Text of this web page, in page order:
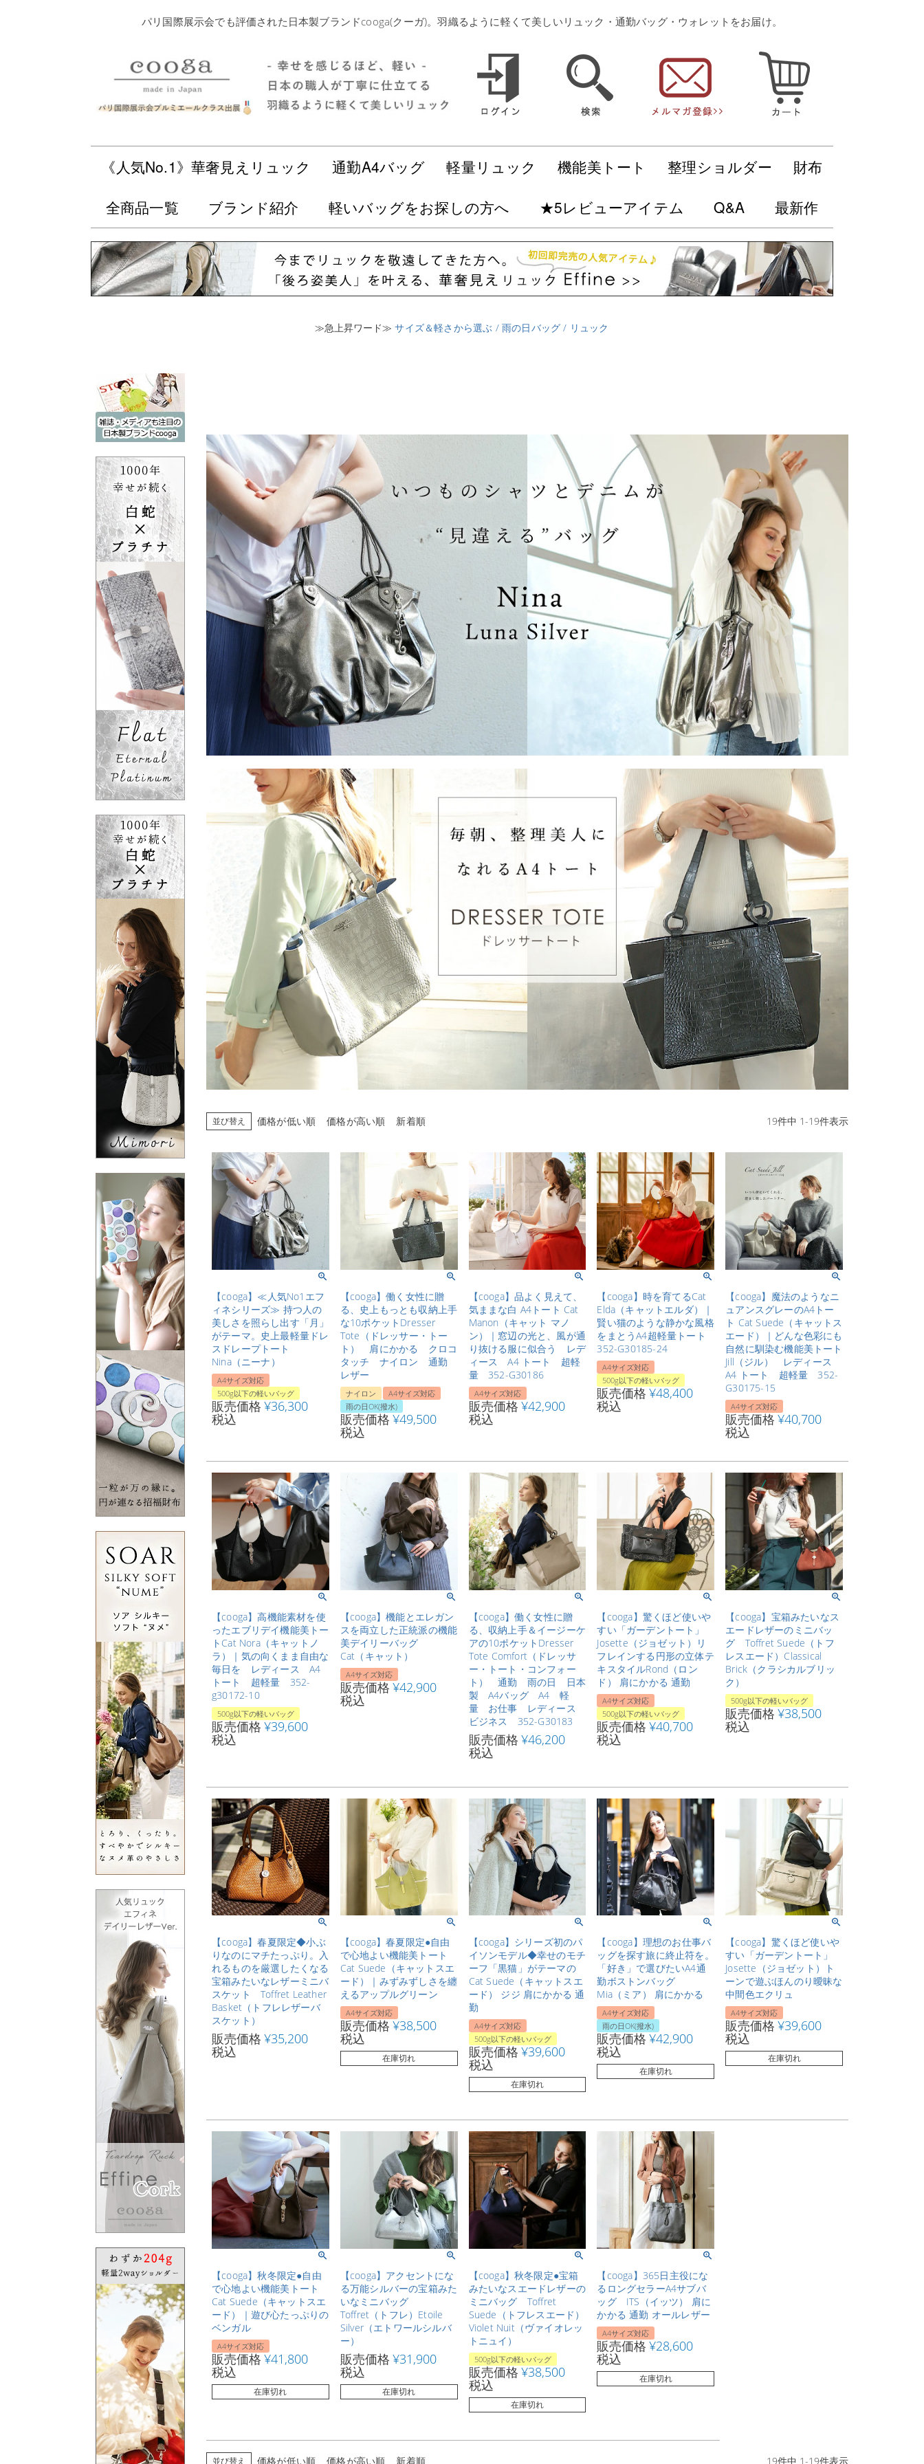
パリ国際展示会でも評価された日本製ブランドcooga(クーガ)。羽織るように軽くて美しいリュック・通勤バッグ・ウォレットをお届け。
《人気No.1》華奢見えリュック 通勤A4バッグ 軽量リュック 機能美トート 整理ショルダー
財布
全商品一覧
ブランド紹介 軽いバッグをお探しの方へ ★5レビューアイテム Q&A 最新作
≫急上昇ワード≫サイズ＆軽さから選ぶ / 雨の日バッグ / リュック
並び替え 価格が低い順 価格が高い順 新着順 19件中 1-19件表示
【cooga】≪人気No1エフ
ィネシリーズ≫ 持つ人の
美しさを照らし出す「月」
がテーマ。史上最軽量ドレ
スドレープトート
Nina（ニーナ）
A4サイズ対応
500g以下の軽いバッグ
販売価格 ¥36,300
税込
【cooga】働く女性に贈
る、史上もっとも収納上手
な10ポケットDresser
Tote（ドレッサー・トー
ト） 肩にかかる クロコ
タッチ ナイロン 通勤
レザー
ナイロン
A4サイズ対応
雨の日OK(撥水)
販売価格 ¥49,500
税込
【cooga】品よく見えて、
気ままな白 A4トート Cat
Manon（キャット マノ
ン）｜窓辺の光と、風が通
り抜ける服に似合う レデ
ィース A4 トート 超軽
量 352-G30186
A4サイズ対応
販売価格 ¥42,900
税込
【cooga】時を育てるCat
Elda（キャットエルダ）｜
賢い猫のような静かな風格
をまとうA4超軽量トート
352-G30185-24
A4サイズ対応
500g以下の軽いバッグ
販売価格 ¥48,400
税込
【cooga】魔法のようなニ
ュアンスグレーのA4トー
ト Cat Suede（キャットス
エード）｜どんな色彩にも
自然に馴染む機能美トート
Jill（ジル） レディース
A4 トート 超軽量 352-
G30175-15
A4サイズ対応
販売価格 ¥40,700
税込
【cooga】高機能素材を使
ったエブリデイ機能美トー
トCat Nora（キャットノ
ラ）｜気の向くまま自由な
毎日を レディース A4
トート 超軽量 352-
g30172-10
500g以下の軽いバッグ
販売価格 ¥39,600
税込
【cooga】機能とエレガン
スを両立した正統派の機能
美デイリーバッグ
Cat（キャット）
A4サイズ対応
販売価格 ¥42,900
税込
【cooga】働く女性に贈
る、収納上手＆イージーケ
アの10ポケットDresser
Tote Comfort（ドレッサ
ー・トート・コンフォー
ト） 通勤 雨の日 日本
製 A4バッグ A4 軽
量 お仕事 レディース
ビジネス 352-G30183
販売価格 ¥46,200
税込
【cooga】驚くほど使いや
すい「ガーデントート」
Josette（ジョゼット）リ
フレインする円形の立体テ
キスタイルRond（ロン
ド） 肩にかかる 通勤
A4サイズ対応
500g以下の軽いバッグ
販売価格 ¥40,700
税込
【cooga】宝箱みたいなス
エードレザーのミニバッ
グ Toffret Suede（トフ
レスエード）Classical
Brick（クラシカルブリッ
ク）
500g以下の軽いバッグ
販売価格 ¥38,500
税込
【cooga】春夏限定◆小ぶ
りなのにマチたっぷり。入
れるものを厳選したくなる
宝箱みたいなレザーミニバ
スケット Toffret Leather
Basket（トフレレザーバ
スケット）
販売価格 ¥35,200
税込
【cooga】春夏限定●自由
で心地よい機能美トート
Cat Suede（キャットスエ
ード）｜みずみずしさを纏
えるアップルグリーン
A4サイズ対応
販売価格 ¥38,500
税込
在庫切れ
【cooga】シリーズ初のパ
イソンモデル◆幸せのモチ
ーフ「黒猫」がテーマの
Cat Suede（キャットスエ
ード） ジジ 肩にかかる 通
勤
A4サイズ対応
500g以下の軽いバッグ
販売価格 ¥39,600
税込
在庫切れ
【cooga】理想のお仕事バ
ッグを探す旅に終止符を。
「好き」で選びたいA4通
勤ボストンバッグ
Mia（ミア） 肩にかかる
A4サイズ対応
雨の日OK(撥水)
販売価格 ¥42,900
税込
在庫切れ
【cooga】驚くほど使いや
すい「ガーデントート」
Josette（ジョゼット）ト
ーンで遊ぶほんのり曖昧な
中間色エクリュ
A4サイズ対応
販売価格 ¥39,600
税込
在庫切れ
【cooga】秋冬限定●自由
で心地よい機能美トート
Cat Suede（キャットスエ
ード）｜遊び心たっぷりの
ベンガル
A4サイズ対応
販売価格 ¥41,800
税込
在庫切れ
【cooga】アクセントにな
る万能シルバーの宝箱みた
いなミニバッグ
Toffret（トフレ）Etoile
Silver（エトワールシルバ
ー）
販売価格 ¥31,900
税込
在庫切れ
【cooga】秋冬限定●宝箱
みたいなスエードレザーの
ミニバッグ Toffret
Suede（トフレスエード）
Violet Nuit（ヴァイオレッ
トニュイ）
500g以下の軽いバッグ
販売価格 ¥38,500
税込
在庫切れ
【cooga】365日主役にな
るロングセラーA4サブバ
ッグ ITS（イッツ） 肩に
かかる 通勤 オールレザー
A4サイズ対応
販売価格 ¥28,600
税込
在庫切れ
並び替え 価格が低い順 価格が高い順 新着順 19件中 1-19件表示